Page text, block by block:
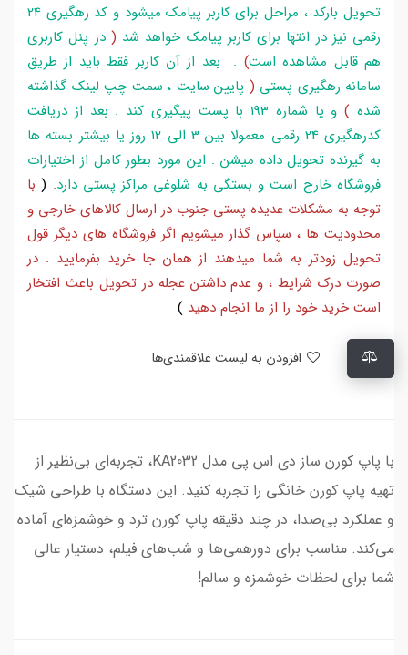
تحویل بارکد ، مراحل برای کاربر پیامک میشود و کد رهگیری 24
رقمی نیز در انتها برای کاربر پیامک خواهد شد ( در پنل کاربری
هم قابل مشاهده است) . بعد از آن کاربر فقط باید از طریق
سامانه رهگیری پستی ( پایین سایت ، سمت چپ لینک گذاشته
شده )
و یا شماره 193 با پست پیگیری کند . بعد از دریافت
کدرهگیری 24 رقمی معمولا بین 3 الی 12 روز یا بیشتر بسته ها
به گیرنده تحویل داده میشن . این مورد بطور کامل از اختیارات
فروشگاه خارج است و بستگی به شلوغی مراکز پستی دارد.
(با
توجه به مشکلات عدیده پستی جنوب در ارسال کالاهای خارجی و
محدودیت ها ، سپاس گذار میشویم اگر فروشگاه های دیگر قول
تحویل زودتر به شما میدهند از همان جا خرید بفرمایید . در
صورت درک شرایط ، و عدم داشتن عجله در تحویل باعث افتخار
است خرید خود را از ما انجام دهید )
با پاپ کورن ساز دی اس پی مدل KA2032، تجربه‌ای بی‌نظیر از
تهیه پاپ کورن خانگی را تجربه کنید. این دستگاه با طراحی شیک
و عملکرد بی‌صدا، در چند دقیقه پاپ کورن ترد و خوشمزه‌ای آماده
می‌کند. مناسب برای دورهمی‌ها و شب‌های فیلم، دستیار عالی
شما برای لحظات خوشمزه و سالم!